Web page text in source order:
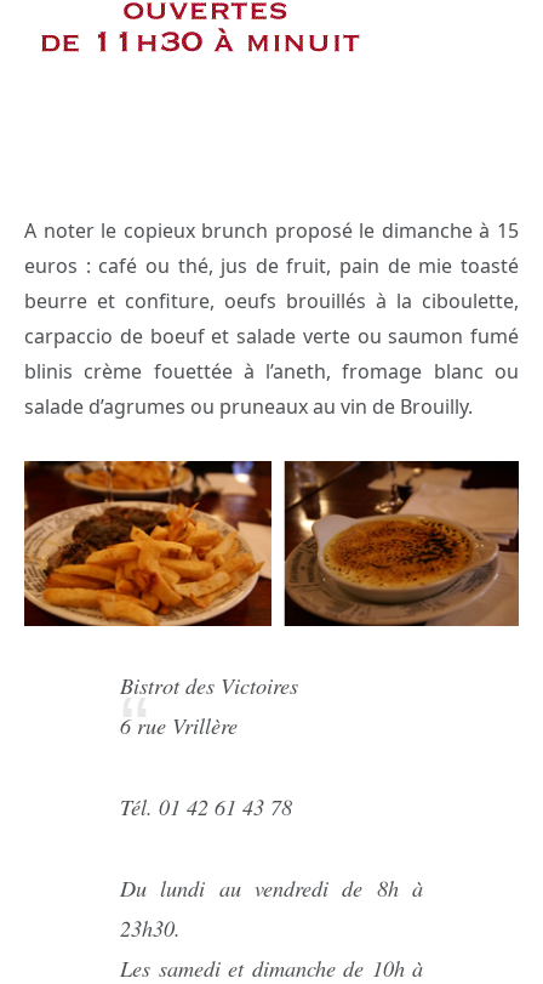
A noter le copieux brunch proposé le dimanche à 15
euros : café ou thé, jus de fruit, pain de mie toasté
beurre et confiture, oeufs brouillés à la ciboulette,
carpaccio de boeuf et salade verte ou saumon fumé
blinis crème fouettée à l’aneth, fromage blanc ou
salade d’agrumes ou pruneaux au vin de Brouilly.
Bistrot des Victoires
6 rue Vrillère
Tél. 01 42 61 43 78
Du lundi au vendredi de 8h à
23h30.
Les samedi et dimanche de 10h à